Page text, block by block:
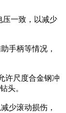
压一致，以减少
手柄等情况，
许尺度合金钢冲
头。
少滚动损伤，